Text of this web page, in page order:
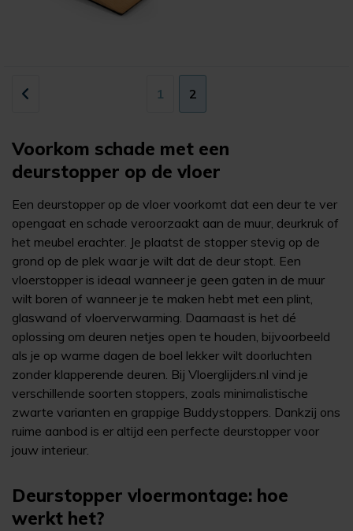
1 2
Voorkom schade met een
deurstopper op de vloer
Een deurstopper op de vloer voorkomt dat een deur te ver
opengaat en schade veroorzaakt aan de muur, deurkruk of
het meubel erachter. Je plaatst de stopper stevig op de
grond op de plek waar je wilt dat de deur stopt. Een
vloerstopper is ideaal wanneer je geen gaten in de muur
wilt boren of wanneer je te maken hebt met een plint,
glaswand of vloerverwarming. Daarnaast is het dé
oplossing om deuren netjes open te houden, bijvoorbeeld
als je op warme dagen de boel lekker wilt doorluchten
zonder klapperende deuren. Bij Vloerglijders.nl vind je
verschillende soorten stoppers, zoals minimalistische
zwarte varianten en grappige Buddystoppers. Dankzij ons
ruime aanbod is er altijd een perfecte deurstopper voor
jouw interieur.
Deurstopper vloermontage: hoe
werkt het?